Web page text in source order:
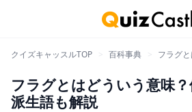
クイズキャッスルTOP 百科事典 フラグ
フラグとはどういう意味？
派生語も解説